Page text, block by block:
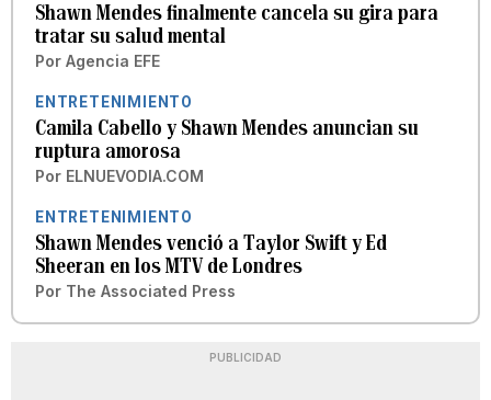
Shawn Mendes finalmente cancela su gira para
tratar su salud mental
Por Agencia EFE
ENTRETENIMIENTO
Camila Cabello y Shawn Mendes anuncian su
ruptura amorosa
Por ELNUEVODIA.COM
ENTRETENIMIENTO
Shawn Mendes venció a Taylor Swift y Ed
Sheeran en los MTV de Londres
Por The Associated Press
PUBLICIDAD